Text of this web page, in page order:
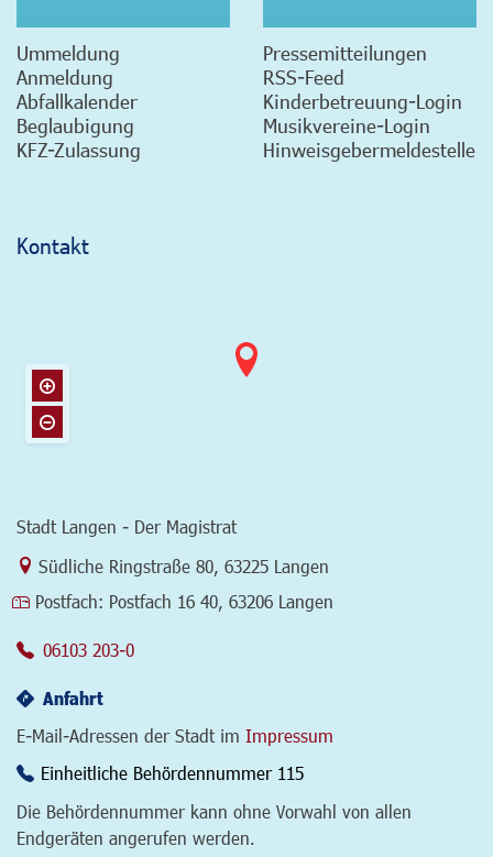
Ummeldung
Anmeldung
Abfallkalender
Beglaubigung
KFZ-Zulassung
Pressemitteilungen
RSS-Feed
Kinderbetreuung-Login
Musikvereine-Login
Hinweisgebermeldestelle
Kontakt
Stadt Langen - Der Magistrat
Link zur Google-Maps Navigation
Südliche Ringstraße 80 63225 Langen
Postfach: Postfach 16 40, 63206 Langen
06103 203-0
Anfahrt
E-Mail-Adressen der Stadt im Impressum
Einheitliche Behördennummer 115
Die Behördennummer kann ohne Vorwahl von allen
Endgeräten angerufen werden.